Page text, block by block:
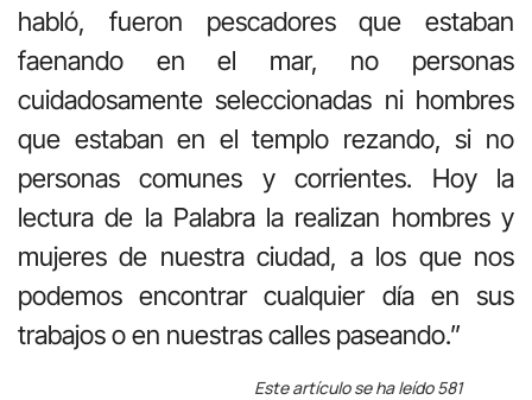
habló, fueron pescadores que estaban
faenando en el mar, no personas
cuidadosamente seleccionadas ni hombres
que estaban en el templo rezando, si no
personas comunes y corrientes. Hoy la
lectura de la Palabra la realizan hombres y
mujeres de nuestra ciudad, a los que nos
podemos encontrar cualquier día en sus
trabajos o en nuestras calles paseando.”
Este artículo se ha leído 581